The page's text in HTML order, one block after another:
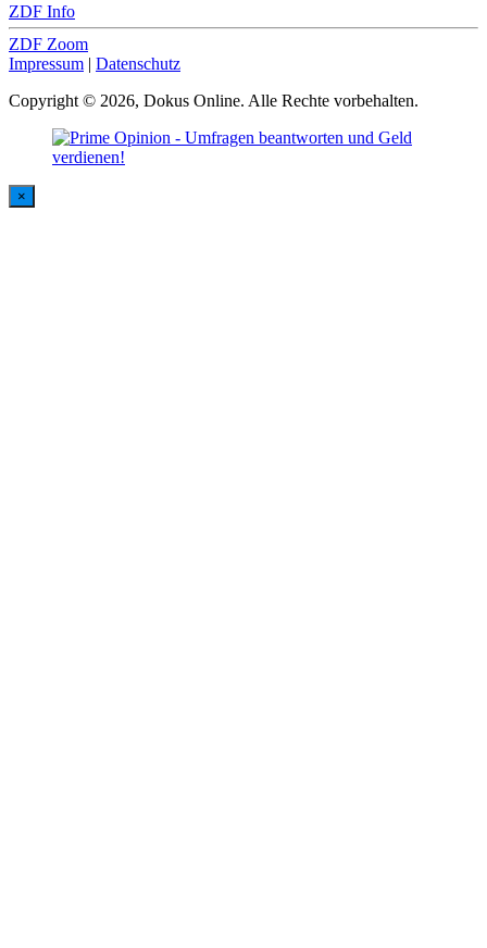
ZDF Info
ZDF Zoom
Impressum | Datenschutz
Copyright © 2026, Dokus Online. Alle Rechte vorbehalten.
×